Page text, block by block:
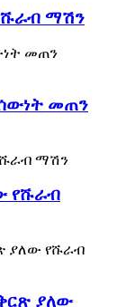
ማሽን
መጠን
የሹራብ
ያለው